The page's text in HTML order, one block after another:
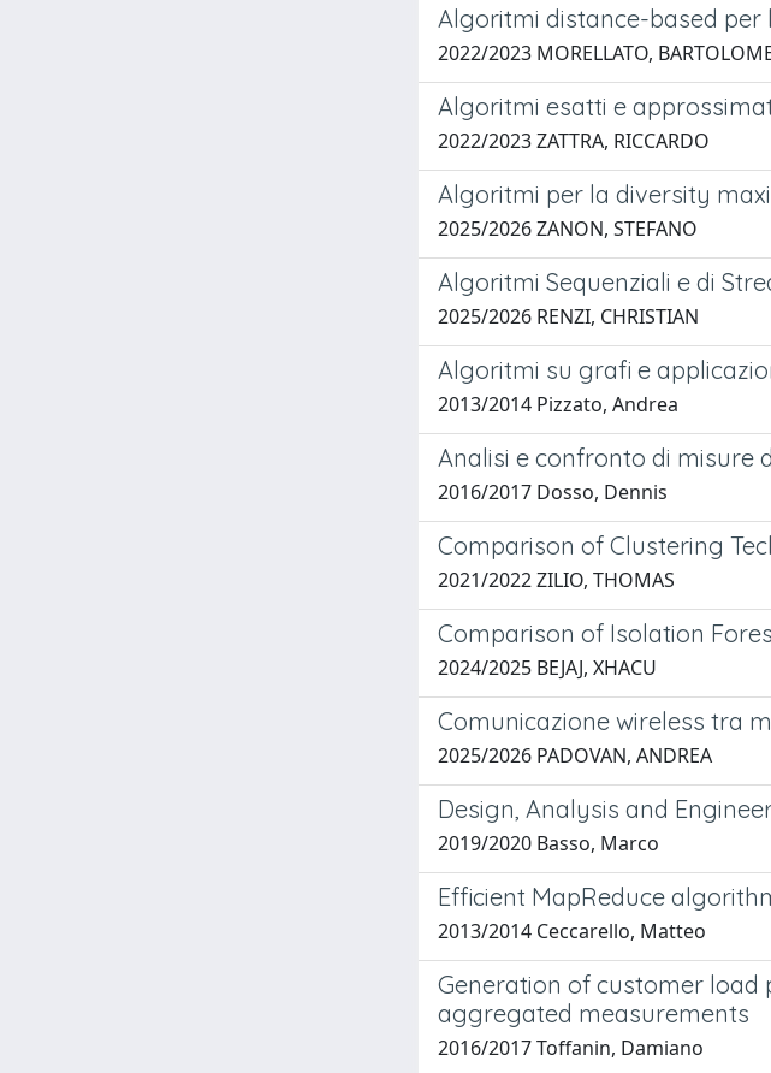
Algoritmi distance-based per
2022/2023 MORELLATO,
Algoritmi esatti e
2022/2023 ZATTRA, RICCARDO
Algoritmi per la diversity
2025/2026 ZANON, STEFANO
Algoritmi Sequenziali e di
2025/2026 RENZI, CHRISTIAN
Algoritmi su grafi e
2013/2014 Pizzato, Andrea
Analisi e confronto di misure
2016/2017 Dosso, Dennis
Comparison of Clustering
2021/2022 ZILIO, THOMAS
Comparison of Isolation
2024/2025 BEJAJ, XHACU
Comunicazione wireless tra
2025/2026 PADOVAN, ANDREA
Design, Analysis and
2019/2020 Basso, Marco
Efficient MapReduce
2013/2014 Ceccarello, Matteo
Generation of customer
aggregated measurements
2016/2017 Toffanin, Damiano